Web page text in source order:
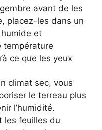
avant de les
placez-les dans un
et
température
ce que les yeux
climat sec, vous
le terreau plus
l’humidité.
les feuilles du